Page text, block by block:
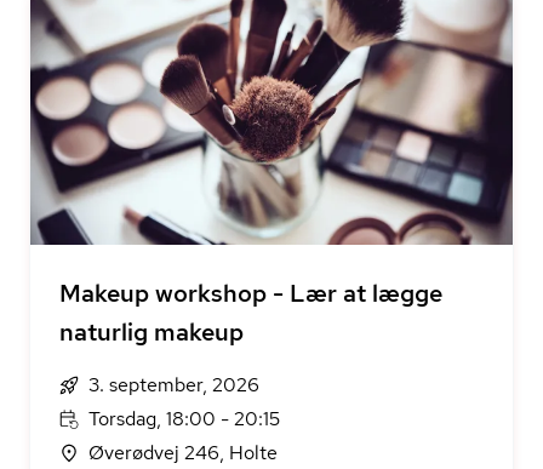
Makeup workshop - Lær at lægge
naturlig makeup
3. september, 2026
Torsdag, 18:00 - 20:15
Øverødvej 246, Holte